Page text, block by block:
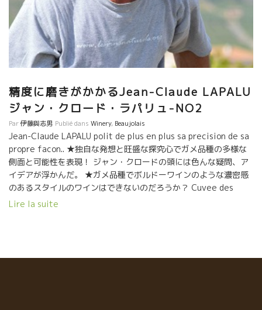
精度に磨きがかかるJean-Claude LAPALU
ジャン・クロード・ラパリュ-NO2
Par伊藤與志男 Publié dans Winery, Beaujolais
Jean-Claude LAPALU polit de plus en plus sa precision de sa
propre facon.. ★独自な発想と旺盛な探究心でガメ品種の多様な
側面と可能性を表現！ ジャン・クロードの頭には色んな疑問、ア
イデアが浮かんだ。 ★ガメ品種でボルドーワインのような濃密感
のあるスタイルのワインはできないのだろうか？ Cuvee des
Fous, ★ガメ品種を超遅摘みで超完熟させて収穫・醸造したらどう
Lire la suite